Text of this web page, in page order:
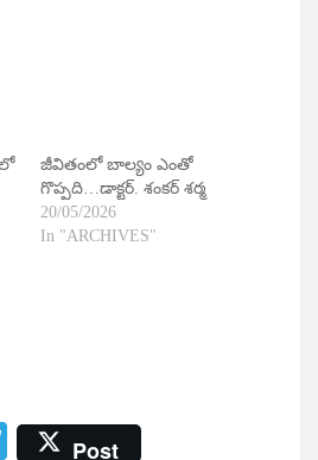
జీవితంలో బాల్యం ఎంతో
గొప్పది…డాక్టర్. శంకర్ శర్మ
20/05/2026
In "ARCHIVES"
Telegram
Post